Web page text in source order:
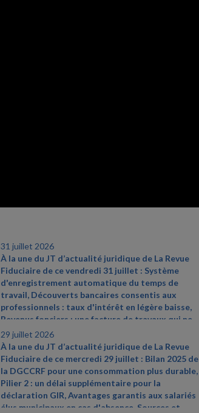
31 juillet 2026
À la une du JT d’actualité juridique de La Revue
Fiduciaire de ce vendredi 31 juillet : Système
d'enregistrement automatique du temps de
travail, Découverts bancaires consentis aux
professionnels : taux d'intérêt en légère baisse,
Revenus fonciers : une facture de travaux qui ne
convainc pas. Sources et références par ordre
d’apparition à l’écran :- CAA Marseille n°
24MA03292 du 28 mai 2026- Cass. soc. 8 juillet
2026, n° 24- 17481 D - Cass civ., 3e ch., 11 juin
2026, n° 24 - 19326 - Cass. soc. 17 juin 2026, n° 24
21533 FD- Avis relatif à l'application des articles
L. 314- 6 du code de la consommation et L. 313
29 juillet 2026
À la une du JT d’actualité juridique de La Revue
Fiduciaire de ce mercredi 29 juillet : Bilan 2025 de
la DGCCRF pour une consommation plus durable,
Pilier 2 : un délai supplémentaire pour la
déclaration GIR, Avantages garantis aux salariés
élus municipaux en cas d'absence. Sources et